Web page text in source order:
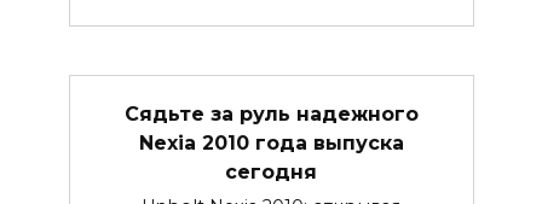
Сядьте за руль надежного
Nexia 2010 года выпуска
сегодня